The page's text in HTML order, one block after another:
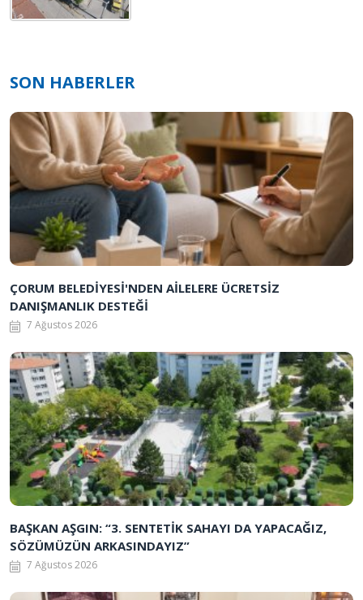
SON HABERLER
ÇORUM BELEDİYESİ'NDEN AİLELERE ÜCRETSİZ
DANIŞMANLIK DESTEĞİ
7 Ağustos 2026
BAŞKAN AŞGIN: “3. SENTETİK SAHAYI DA YAPACAĞIZ,
SÖZÜMÜZÜN ARKASINDAYIZ”
7 Ağustos 2026